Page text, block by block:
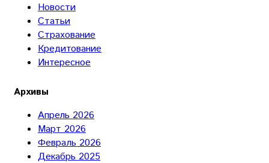
Новости
Статьи
Страхование
Кредитование
Интересное
Архивы
Апрель 2026
Март 2026
Февраль 2026
Декабрь 2025